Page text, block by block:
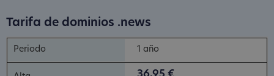
Tarifa de dominios .news
1 año